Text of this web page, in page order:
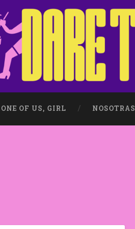
OF US, GIRL NOSOTRAS